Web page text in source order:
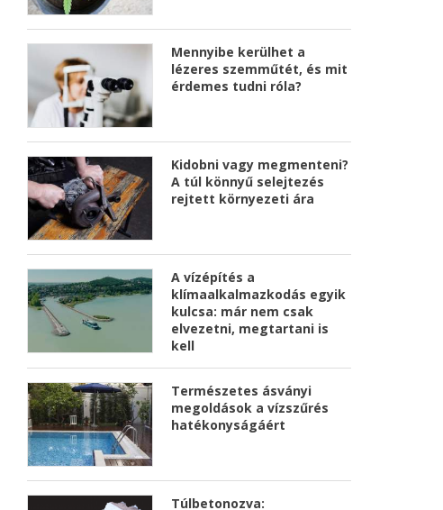
Mennyibe kerülhet a
lézeres szemműtét, és mit
érdemes tudni róla?
Kidobni vagy megmenteni?
A túl könnyű selejtezés
rejtett környezeti ára
A vízépítés a
klímaalkalmazkodás egyik
kulcsa: már nem csak
elvezetni, megtartani is
kell
Természetes ásványi
megoldások a vízszűrés
hatékonyságáért
Túlbetonozva: